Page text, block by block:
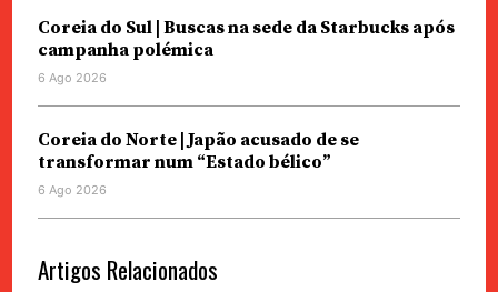
Coreia do Sul | Buscas na sede da Starbucks após
campanha polémica
6 Ago 2026
Coreia do Norte | Japão acusado de se
transformar num “Estado bélico”
6 Ago 2026
Artigos Relacionados